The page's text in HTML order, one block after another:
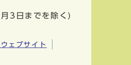
3日までを除く)
ェブサイト